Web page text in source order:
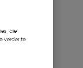
die
verder te